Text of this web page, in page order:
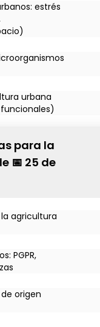
estrés
urbana
para la
📅 25 de
agricultura
PGPR,
origen